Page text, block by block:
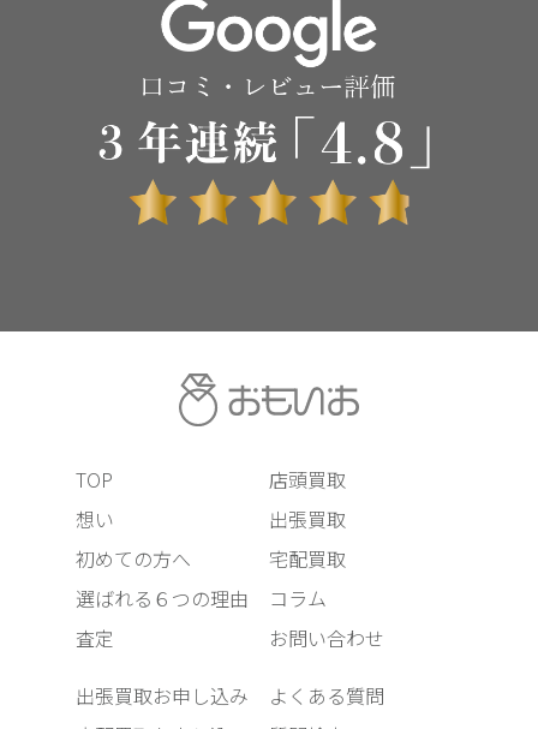
TOP
想い
初めての方へ
選ばれる６つの理由
査定
店頭買取
出張買取
宅配買取
コラム
お問い合わせ
出張買取お申し込み
よくある質問